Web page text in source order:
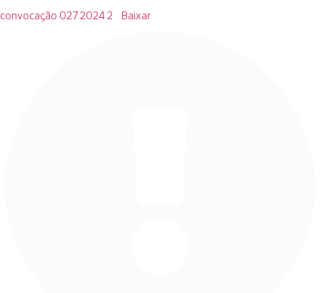
convocação 027 2024 2 Baixar